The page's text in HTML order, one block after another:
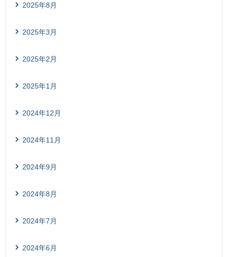
2025年8月
2025年3月
2025年2月
2025年1月
2024年12月
2024年11月
2024年9月
2024年8月
2024年7月
2024年6月